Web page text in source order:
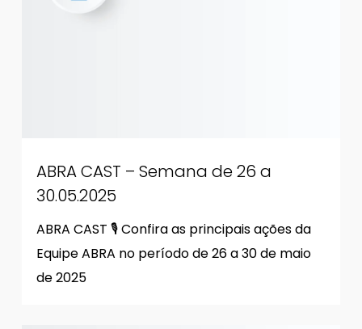
ABRA CAST – Semana de 26 a
30.05.2025
ABRA CAST 🎙 Confira as principais ações da
Equipe ABRA no período de 26 a 30 de maio
de 2025